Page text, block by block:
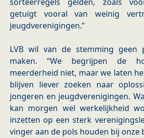
sorteerregels gelden, zoals
getuigt vooral van weinig
jeugdverenigingen.”
LVB wil van de stemming geen
maken. “We begrijpen de
meerderheid niet, maar we laten
blijven liever zoeken naar
jongeren en jeugdverenigingen.
kan morgen wel werkelijkheid
inzetten op een sterk
vinger aan de pols houden bij onze